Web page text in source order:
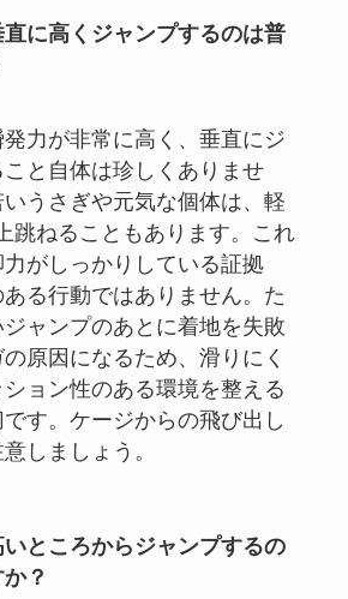
直に高くジャンプするのは普
発力が非常に高く、垂直にジ
こと自体は珍しくありませ
うさぎや元気な個体は、軽
跳ねることもあります。これ
がしっかりしている証拠
る行動ではありません。た
ャンプのあとに着地を失敗
原因になるため、滑りにく
ョン性のある環境を整える
す。ケージからの飛び出し
しましょう。
いところからジャンプするの
？